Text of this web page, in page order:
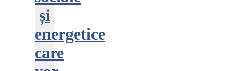
și
energetice
care